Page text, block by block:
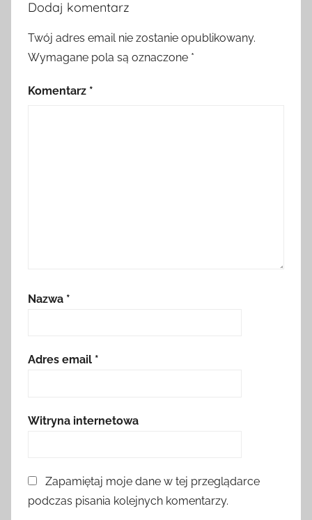
Dodaj komentarz
Twój adres email nie zostanie opublikowany.
Wymagane pola są oznaczone *
Komentarz *
Nazwa *
Adres email *
Witryna internetowa
Zapamiętaj moje dane w tej przeglądarce
podczas pisania kolejnych komentarzy.